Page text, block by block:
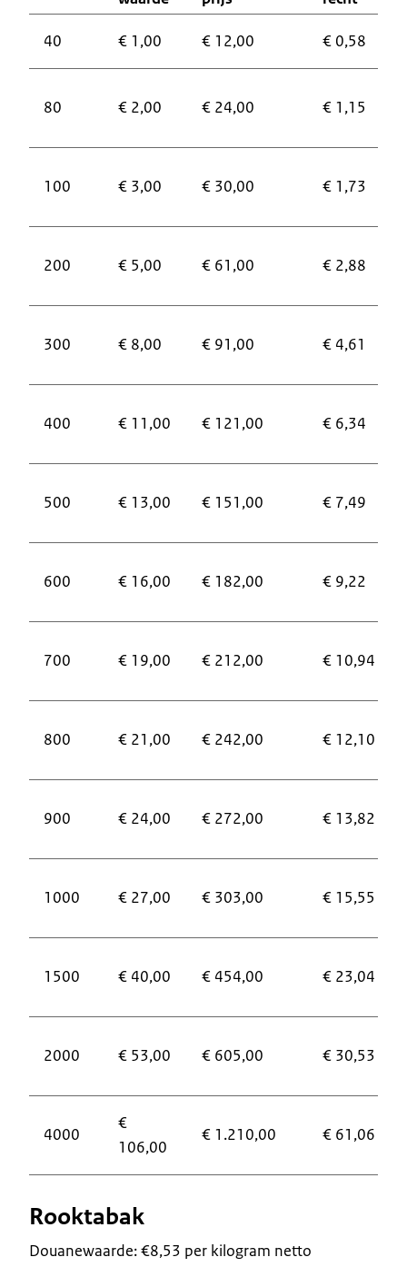
40 € 1,00 € 12,00 € 0,58
80 € 2,00 € 24,00 € 1,15
100 € 3,00 € 30,00 € 1,73
200 € 5,00 € 61,00 € 2,88
300 € 8,00 € 91,00 € 4,61
400 € 11,00 € 121,00 € 6,34
500 € 13,00 € 151,00 € 7,49
600 € 16,00 € 182,00 € 9,22
700 € 19,00 € 212,00 € 10,94
800 € 21,00 € 242,00 € 12,10
900 € 24,00 € 272,00 € 13,82
1000 € 27,00 € 303,00 € 15,55
1500 € 40,00 € 454,00 € 23,04
2000 € 53,00 € 605,00 € 30,53
4000
€
106,00
€ 1.210,00 € 61,06
Rooktabak
Douanewaarde: €8,53 per kilogram netto